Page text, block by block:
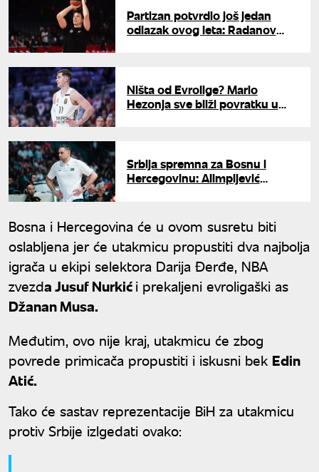
Partizan potvrdio još jedan
odlazak ovog leta: Radanov
Ništa od Evrolige? Mario
Hezonja sve bliži povratku u
Srbija spremna za Bosnu i
Hercegovinu: Alimpijević
Bosna i Hercegovina će u ovom susretu biti
oslabljena jer će utakmicu propustiti dva najbolja
igrača u ekipi selektora Darija Đerđe, NBA
zvezda Jusuf Nurkići prekaljeni evroligaški as
Džanan Musa.
Međutim, ovo nije kraj, utakmicu će zbog
povrede primicača propustiti i iskusni bek Edin
Atić.
Tako će sastav reprezentacije BiH za utakmicu
protiv Srbije izlgedati ovako: